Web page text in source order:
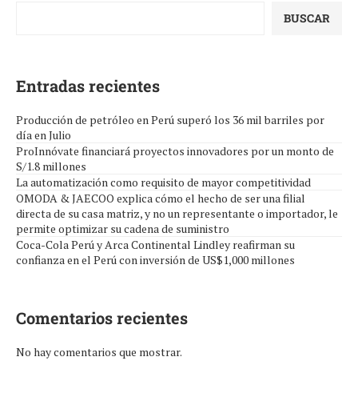
BUSCAR
Entradas recientes
Producción de petróleo en Perú superó los 36 mil barriles por
día en Julio
ProInnóvate financiará proyectos innovadores por un monto de
S/1.8 millones
La automatización como requisito de mayor competitividad
OMODA & JAECOO explica cómo el hecho de ser una filial
directa de su casa matriz, y no un representante o importador, le
permite optimizar su cadena de suministro
Coca-Cola Perú y Arca Continental Lindley reafirman su
confianza en el Perú con inversión de US$1,000 millones
Comentarios recientes
No hay comentarios que mostrar.